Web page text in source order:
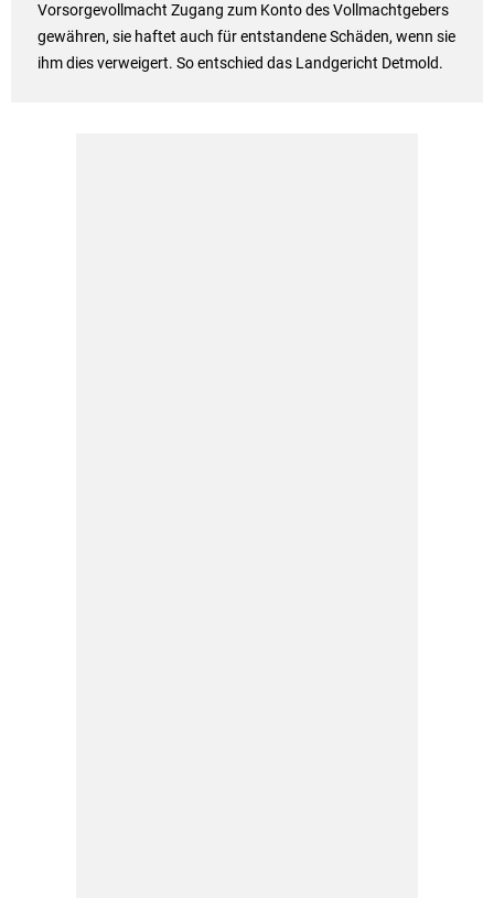
Vorsorgevollmacht Zugang zum Konto des Vollmachtgebers
gewähren, sie haftet auch für entstandene Schäden, wenn sie
ihm dies verweigert. So entschied das Landgericht Detmold.